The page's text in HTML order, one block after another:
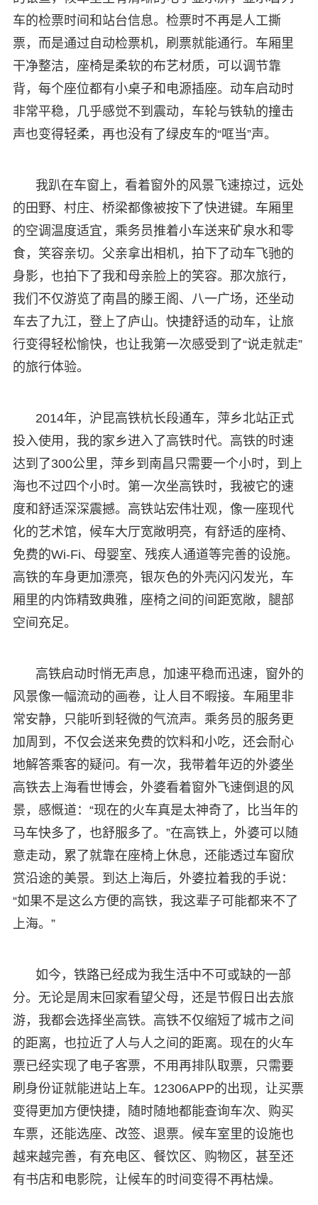
车的检票时间和站台信息。检票时不再是人工撕
票，而是通过自动检票机，刷票就能通行。车厢里
干净整洁，座椅是柔软的布艺材质，可以调节靠
背，每个座位都有小桌子和电源插座。动车启动时
非常平稳，几乎感觉不到震动，车轮与铁轨的撞击
声也变得轻柔，再也没有了绿皮车的“哐当”声。
我趴在车窗上，看着窗外的风景飞速掠过，远处
的田野、村庄、桥梁都像被按下了快进键。车厢里
的空调温度适宜，乘务员推着小车送来矿泉水和零
食，笑容亲切。父亲拿出相机，拍下了动车飞驰的
身影，也拍下了我和母亲脸上的笑容。那次旅行，
我们不仅游览了南昌的滕王阁、八一广场，还坐动
车去了九江，登上了庐山。快捷舒适的动车，让旅
行变得轻松愉快，也让我第一次感受到了“说走就走”
的旅行体验。
2014年，沪昆高铁杭长段通车，萍乡北站正式
投入使用，我的家乡进入了高铁时代。高铁的时速
达到了300公里，萍乡到南昌只需要一个小时，到上
海也不过四个小时。第一次坐高铁时，我被它的速
度和舒适深深震撼。高铁站宏伟壮观，像一座现代
化的艺术馆，候车大厅宽敞明亮，有舒适的座椅、
免费的Wi-Fi、母婴室、残疾人通道等完善的设施。
高铁的车身更加漂亮，银灰色的外壳闪闪发光，车
厢里的内饰精致典雅，座椅之间的间距宽敞，腿部
空间充足。
高铁启动时悄无声息，加速平稳而迅速，窗外的
风景像一幅流动的画卷，让人目不暇接。车厢里非
常安静，只能听到轻微的气流声。乘务员的服务更
加周到，不仅会送来免费的饮料和小吃，还会耐心
地解答乘客的疑问。有一次，我带着年迈的外婆坐
高铁去上海看世博会，外婆看着窗外飞速倒退的风
景，感慨道：“现在的火车真是太神奇了，比当年的
马车快多了，也舒服多了。”在高铁上，外婆可以随
意走动，累了就靠在座椅上休息，还能透过车窗欣
赏沿途的美景。到达上海后，外婆拉着我的手说：
“如果不是这么方便的高铁，我这辈子可能都来不了
上海。”
如今，铁路已经成为我生活中不可或缺的一部
分。无论是周末回家看望父母，还是节假日出去旅
游，我都会选择坐高铁。高铁不仅缩短了城市之间
的距离，也拉近了人与人之间的距离。现在的火车
票已经实现了电子客票，不用再排队取票，只需要
刷身份证就能进站上车。12306APP的出现，让买票
变得更加方便快捷，随时随地都能查询车次、购买
车票，还能选座、改签、退票。候车室里的设施也
越来越完善，有充电区、餐饮区、购物区，甚至还
有书店和电影院，让候车的时间变得不再枯燥。